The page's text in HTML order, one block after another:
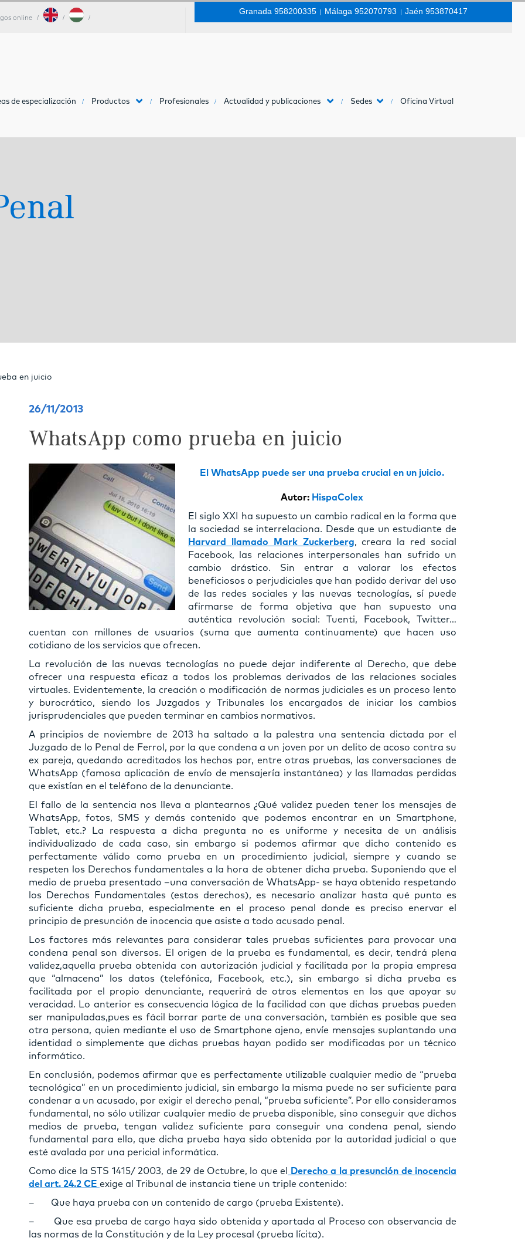
online
Granada 958200335 | Málaga 952070793 | Jaén 953870417
de especialización Productos Profesionales Actualidad y publicaciones Sedes Oficina Virtual
en juicio
26/11/2013
WhatsApp como prueba en juicio
El WhatsApp puede ser una prueba crucial en un juicio.
Autor: HispaColex
El siglo XXI ha supuesto un cambio radical en la forma que
la sociedad se interrelaciona. Desde que un estudiante de
Harvard llamado Mark Zuckerberg, creara la red social
Facebook, las relaciones interpersonales han sufrido un
cambio drástico. Sin entrar a valorar los efectos
beneficiosos o perjudiciales que han podido derivar del uso
de las redes sociales y las nuevas tecnologías, sí puede
afirmarse de forma objetiva que han supuesto una
auténtica revolución social: Tuenti, Facebook, Twitter…
cuentan con millones de usuarios (suma que aumenta continuamente) que hacen uso
cotidiano de los servicios que ofrecen.
La revolución de las nuevas tecnologías no puede dejar indiferente al Derecho, que debe
ofrecer una respuesta eficaz a todos los problemas derivados de las relaciones sociales
virtuales. Evidentemente, la creación o modificación de normas judiciales es un proceso lento
y burocrático, siendo los Juzgados y Tribunales los encargados de iniciar los cambios
jurisprudenciales que pueden terminar en cambios normativos.
A principios de noviembre de 2013 ha saltado a la palestra una sentencia dictada por el
Juzgado de lo Penal de Ferrol, por la que condena a un joven por un delito de acoso contra su
ex pareja, quedando acreditados los hechos por, entre otras pruebas, las conversaciones de
WhatsApp (famosa aplicación de envío de mensajería instantánea) y las llamadas perdidas
que existían en el teléfono de la denunciante.
El fallo de la sentencia nos lleva a plantearnos ¿Qué validez pueden tener los mensajes de
WhatsApp, fotos, SMS y demás contenido que podemos encontrar en un Smartphone,
Tablet, etc.? La respuesta a dicha pregunta no es uniforme y necesita de un análisis
individualizado de cada caso, sin embargo si podemos afirmar que dicho contenido es
perfectamente válido como prueba en un procedimiento judicial, siempre y cuando se
respeten los Derechos fundamentales a la hora de obtener dicha prueba. Suponiendo que el
medio de prueba presentado –una conversación de WhatsApp- se haya obtenido respetando
los Derechos Fundamentales (estos derechos), es necesario analizar hasta qué punto es
suficiente dicha prueba, especialmente en el proceso penal donde es preciso enervar el
principio de presunción de inocencia que asiste a todo acusado penal.
Los factores más relevantes para considerar tales pruebas suficientes para provocar una
condena penal son diversos. El origen de la prueba es fundamental, es decir, tendrá plena
validez,aquella prueba obtenida con autorización judicial y facilitada por la propia empresa
que “almacena” los datos (telefónica, Facebook, etc.), sin embargo si dicha prueba es
facilitada por el propio denunciante, requerirá de otros elementos en los que apoyar su
veracidad. Lo anterior es consecuencia lógica de la facilidad con que dichas pruebas pueden
ser manipuladas,pues es fácil borrar parte de una conversación, también es posible que sea
otra persona, quien mediante el uso de Smartphone ajeno, envíe mensajes suplantando una
identidad o simplemente que dichas pruebas hayan podido ser modificadas por un técnico
informático.
En conclusión, podemos afirmar que es perfectamente utilizable cualquier medio de “prueba
tecnológica” en un procedimiento judicial, sin embargo la misma puede no ser suficiente para
condenar a un acusado, por exigir el derecho penal, “prueba suficiente”. Por ello consideramos
fundamental, no sólo utilizar cualquier medio de prueba disponible, sino conseguir que dichos
medios de prueba, tengan validez suficiente para conseguir una condena penal, siendo
fundamental para ello, que dicha prueba haya sido obtenida por la autoridad judicial o que
esté avalada por una pericial informática.
Como dice la STS 1415/ 2003, de 29 de Octubre, lo que el
Derecho a la presunción de inocencia
del art. 24.2 CE exige al Tribunal de instancia tiene un triple contenido:
– Que haya prueba con un contenido de cargo (prueba Existente).
– Que esa prueba de cargo haya sido obtenida y aportada al Proceso con observancia de
las normas de la Constitución y de la Ley procesal (prueba lícita).